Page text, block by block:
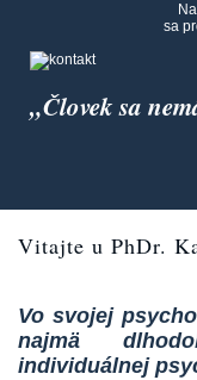
sa
„Človek sa
Vitajte u PhDr.
Vo svojej
najmä
individuálnej